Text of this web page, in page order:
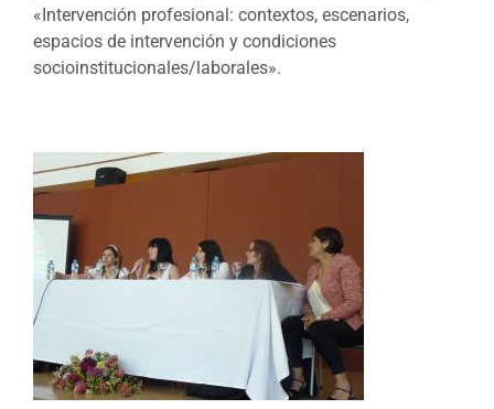
«Intervención profesional: contextos, escenarios,
espacios de intervención y condiciones
socioinstitucionales/laborales».